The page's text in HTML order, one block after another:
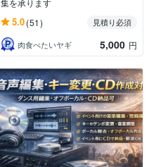
集を承ります
5.0(51)
見積り必須
肉食べたいヤギ
5,000 円